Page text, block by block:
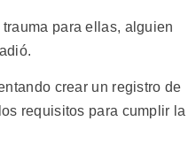
para ellas, alguien
crear un registro de
requisitos para cumplir la